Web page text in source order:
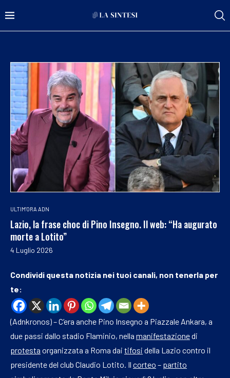
ULTIM'ORA ADN
Lazio, la frase choc di Pino Insegno. Il web: “Ha augurato
morte a Lotito”
4 Luglio 2026
Condividi questa notizia nei tuoi canali, non tenerla per
te:
(Adnkronos) – C’era anche Pino Insegno a Piazzale Ankara, a
due passi dallo stadio Flaminio, nella manifestazionedi
protesta organizzata a Roma dai tifosi della Lazio contro il
presidente del club Claudio Lotito. Il corteo – partito